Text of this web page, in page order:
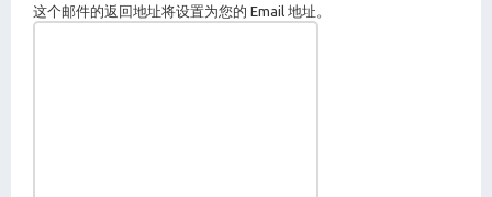
这个邮件的返回地址将设置为您的 Email 地址。